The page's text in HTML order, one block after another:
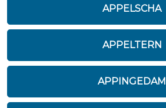
APPELSCHA
APPELTERN
APPINGEDAM